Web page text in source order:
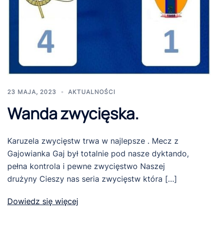
23 MAJA, 2023 AKTUALNOŚCI
Wanda zwycięska.
Karuzela zwycięstw trwa w najlepsze . Mecz z
Gajowianka Gaj był totalnie pod nasze dyktando,
pełna kontrola i pewne zwycięstwo Naszej
drużyny Cieszy nas seria zwycięstw która […]
Dowiedz się więcej